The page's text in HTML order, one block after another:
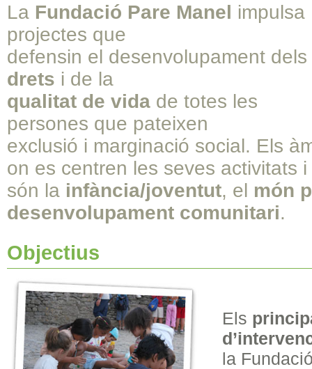
La Fundació Pare Manel impulsa
projectes que
defensin el desenvolupament dels
drets i de la
qualitat de vida de totes les
persones que pateixen
exclusió i marginació social. Els
on es centren les seves activitats
són la infància/joventut, el món
desenvolupament comunitari.
Objectius
Els
la